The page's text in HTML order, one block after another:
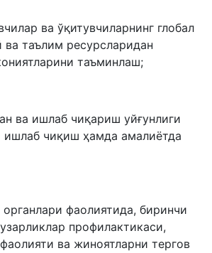
ва ўқитувчиларнинг глобал
ва таълим ресурсларидан
таъминлаш;
ва ишлаб чиқариш уйғунлиги
ишлаб чиқиш ҳамда амалиётда
фаолиятида, биринчи
профилактикаси,
ва жиноятларни тергов